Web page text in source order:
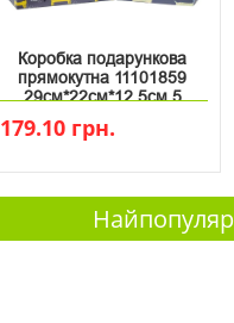
Коробка подарункова
прямокутна 11101859
29см*22см*12.5см 5
179.10 грн.